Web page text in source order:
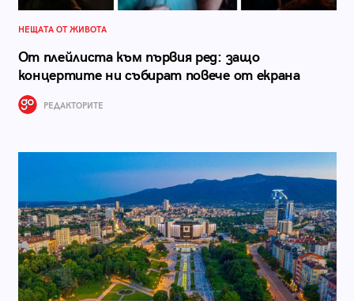
НЕЩАТА ОТ ЖИВОТА
От плейлиста към първия ред: защо
концертите ни събират повече от екрана
РЕДАКТОРИТЕ